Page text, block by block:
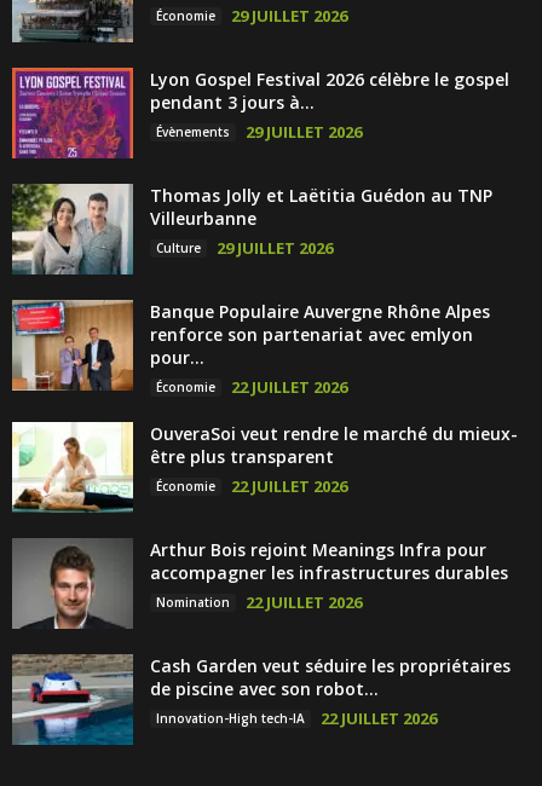
Économie 29 JUILLET 2026
Lyon Gospel Festival 2026 célèbre le gospel
pendant 3 jours à...
Évènements 29 JUILLET 2026
Thomas Jolly et Laëtitia Guédon au TNP
Villeurbanne
Culture 29 JUILLET 2026
Banque Populaire Auvergne Rhône Alpes
renforce son partenariat avec emlyon
pour...
Économie 22 JUILLET 2026
OuveraSoi veut rendre le marché du mieux-
être plus transparent
Économie 22 JUILLET 2026
Arthur Bois rejoint Meanings Infra pour
accompagner les infrastructures durables
Nomination 22 JUILLET 2026
Cash Garden veut séduire les propriétaires
de piscine avec son robot...
Innovation-High tech-IA 22 JUILLET 2026